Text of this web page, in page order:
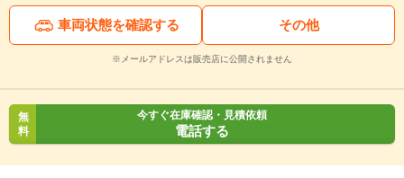
車両状態を確認する その他
※メールアドレスは販売店に公開されません
無
料
今すぐ在庫確認・見積依頼
電話する